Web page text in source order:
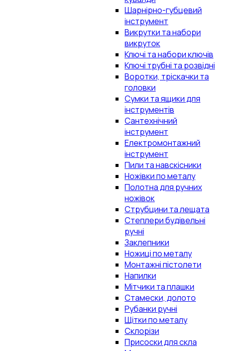
Шарнірно-губцевий
інструмент
Викрутки та набори
викруток
Ключі та набори ключів
Ключі трубні та розвідні
Воротки, тріскачки та
головки
Сумки та ящики для
інструментів
Сантехнічний
інструмент
Електромонтажний
інструмент
Пили та навскісники
Ножівки по металу
Полотна для ручних
ножівок
Струбцини та лещата
Степлери будівельні
ручні
Заклепники
Ножиці по металу
Монтажні пістолети
Напилки
Мітчики та плашки
Стамески, долото
Рубанки ручні
Щітки по металу
Склорізи
Присоски для скла